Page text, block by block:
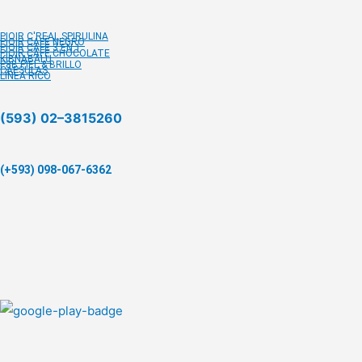
PIOIR C'REAL SPIRULINA
PIOIR CAFÉ NEGRO
PIOIR CAFÉ 3 EN 1
PIOIR CAFÉ CHOCOLATE
KIBNABALU
P8B PIEL & BRILLO
CÁPSULAS
LÍNEA RICO
(593) 02–3815260
(+593) 098-067-6362